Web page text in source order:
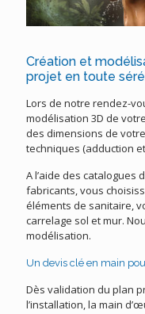
Création et
projet en toute
Lors de notre rendez-
modélisation 3D de
des dimensions de
techniques (adduction
A l’aide des
fabricants, vous
éléments de sanitaire,
carrelage sol et mur.
modélisation.
Un devis clé en main
Dès validation du plan
l’installation, la main